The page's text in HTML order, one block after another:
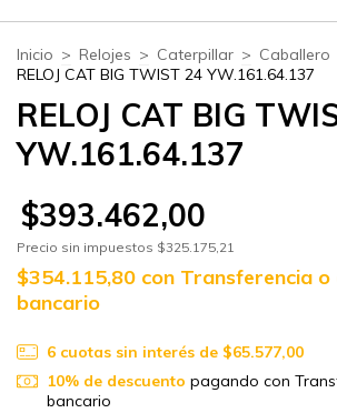
Inicio > Relojes > Caterpillar > Caballero
RELOJ CAT BIG TWIST 24 YW.161.64.137
RELOJ CAT BIG
YW.161.64.137
$393.462,00
Precio sin impuestos $325.175,21
$354.115,80 con Transferencia
bancario
6 cuotas sin interés de $65.577,00
10% de descuento pagando con
bancario